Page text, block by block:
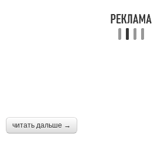
читать дальше →